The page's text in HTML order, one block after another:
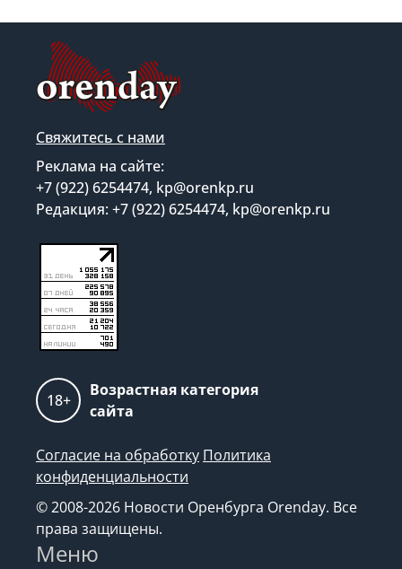
Свяжитесь с нами
Реклама на сайте:
+7 (922) 6254474, kp@orenkp.ru
Редакция: +7 (922) 6254474, kp@orenkp.ru
18+
Возрастная категория
сайта
Согласие на обработку Политика
конфиденциальности
© 2008-2026 Новости Оренбурга Orenday. Все
права защищены.
Меню